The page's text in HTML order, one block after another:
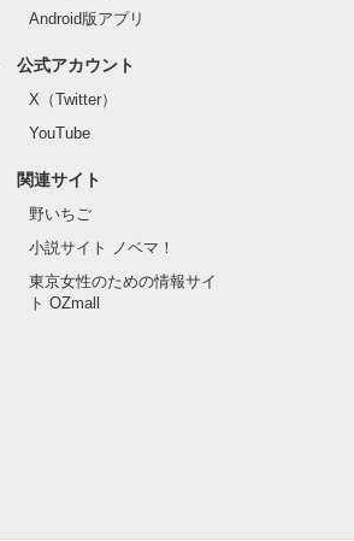
Android版アプリ
公式アカウント
X（Twitter）
YouTube
関連サイト
野いちご
小説サイト ノベマ！
東京女性のための情報サイ
ト OZmall